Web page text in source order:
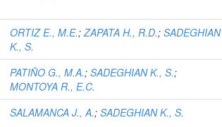
ORTIZ E., M.E.;ZAPATA H., R.D.;SADEGHIAN
K., S.
PATIÑO G., M.A.;SADEGHIAN K., S.;
MONTOYA R., E.C.
SALAMANCA J., A.;SADEGHIAN K., S.